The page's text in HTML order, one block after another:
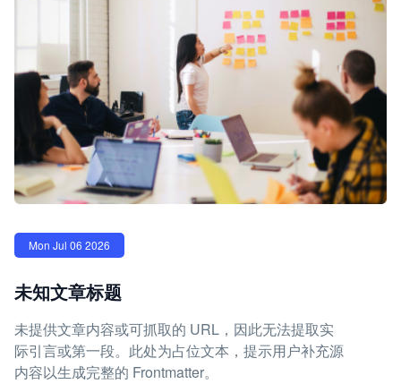
Mon Jul 06 2026
未知文章标题
未提供文章内容或可抓取的 URL，因此无法提取实
际引言或第一段。此处为占位文本，提示用户补充源
内容以生成完整的 Frontmatter。